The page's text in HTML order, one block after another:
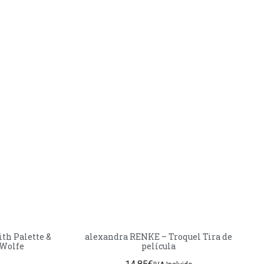
Palette &
alexandra RENKE – Troquel Tira de
película